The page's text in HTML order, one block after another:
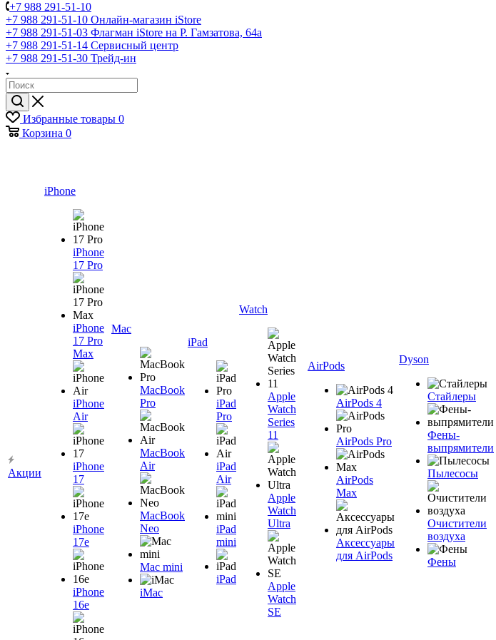
+7 988 291-51-10
+7 988 291-51-10 Онлайн-магазин iStore
+7 988 291-51-03 Флагман iStore на Р. Гамзатова, 64а
+7 988 291-51-14 Сервисный центр
+7 988 291-51-30 Трейд-ин
Избранные товары 0
Корзина 0
Акции
iPhone
iPhone
17 Pro
iPhone
17 Pro
Max
iPhone
Air
iPhone
17
iPhone
17e
iPhone
16e
Mac
MacBook
Pro
MacBook
Air
MacBook
Neo
Mac mini
iMac
iPad
iPad
Pro
iPad
Air
iPad
mini
iPad
Watch
Apple
Watch
Series
11
Apple
Watch
Ultra
Apple
Watch
SE
AirPods
AirPods 4
AirPods Pro
AirPods
Max
Аксессуары
для AirPods
Dyson
Стайлеры
Фены-
выпрямители
Пылесосы
Очистители
воздуха
Фены